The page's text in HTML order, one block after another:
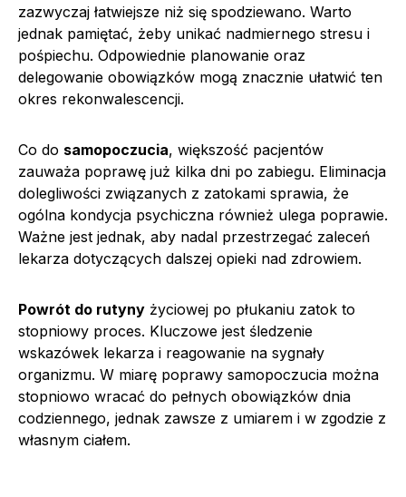
zazwyczaj łatwiejsze niż się spodziewano. Warto
jednak pamiętać, żeby unikać nadmiernego stresu i
pośpiechu. Odpowiednie planowanie oraz
delegowanie obowiązków mogą znacznie ułatwić ten
okres rekonwalescencji.
Co do samopoczucia, większość pacjentów
zauważa poprawę już kilka dni po zabiegu. Eliminacja
dolegliwości związanych z zatokami sprawia, że
ogólna kondycja psychiczna również ulega poprawie.
Ważne jest jednak, aby nadal przestrzegać zaleceń
lekarza dotyczących dalszej opieki nad zdrowiem.
Powrót do rutyny życiowej po płukaniu zatok to
stopniowy proces. Kluczowe jest śledzenie
wskazówek lekarza i reagowanie na sygnały
organizmu. W miarę poprawy samopoczucia można
stopniowo wracać do pełnych obowiązków dnia
codziennego, jednak zawsze z umiarem i w zgodzie z
własnym ciałem.